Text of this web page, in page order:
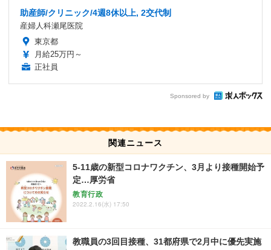
助産師/クリニック/4週8休以上, 2交代制
産婦人科瀬尾医院
東京都
月給25万円～
正社員
Sponsored by
関連ニュース
5-11歳の新型コロナワクチン、3月より接種開始予
定…厚労省
教育行政
2022.2.16(水) 17:50
教職員の3回目接種、31都府県で2月中に優先実施